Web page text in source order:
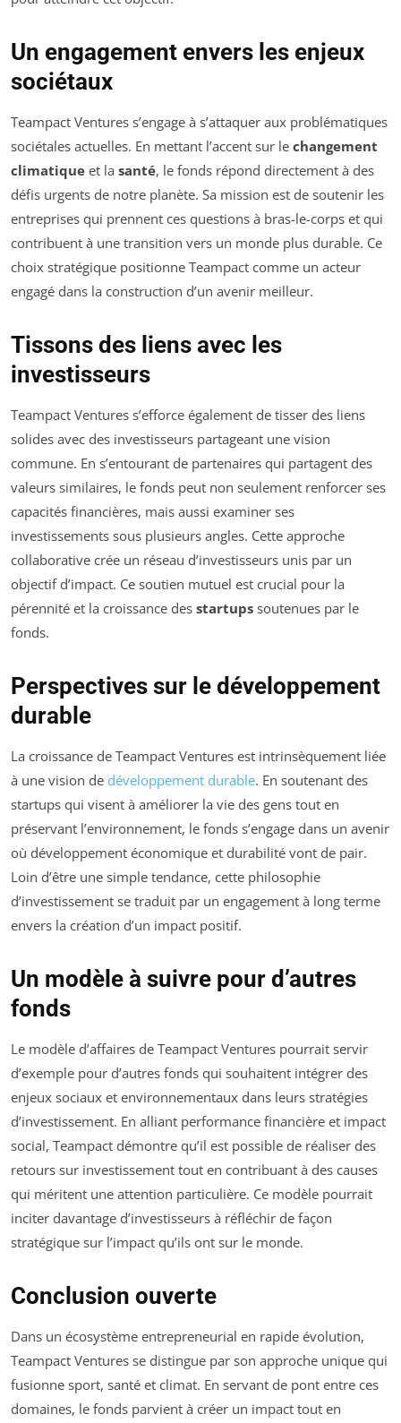
Un engagement envers les enjeux
sociétaux
Teampact Ventures s’engage à s’attaquer aux problématiques
sociétales actuelles. En mettant l’accent sur le changement
climatique et la santé, le fonds répond directement à des
défis urgents de notre planète. Sa mission est de soutenir les
entreprises qui prennent ces questions à bras-le-corps et qui
contribuent à une transition vers un monde plus durable. Ce
choix stratégique positionne Teampact comme un acteur
engagé dans la construction d’un avenir meilleur.
Tissons des liens avec les
investisseurs
Teampact Ventures s’efforce également de tisser des liens
solides avec des investisseurs partageant une vision
commune. En s’entourant de partenaires qui partagent des
valeurs similaires, le fonds peut non seulement renforcer ses
capacités financières, mais aussi examiner ses
investissements sous plusieurs angles. Cette approche
collaborative crée un réseau d’investisseurs unis par un
objectif d’impact. Ce soutien mutuel est crucial pour la
pérennité et la croissance des startups soutenues par le
fonds.
Perspectives sur le développement
durable
La croissance de Teampact Ventures est intrinsèquement liée
à une vision de développement durable. En soutenant des
startups qui visent à améliorer la vie des gens tout en
préservant l’environnement, le fonds s’engage dans un avenir
où développement économique et durabilité vont de pair.
Loin d’être une simple tendance, cette philosophie
d’investissement se traduit par un engagement à long terme
envers la création d’un impact positif.
Un modèle à suivre pour d’autres
fonds
Le modèle d’affaires de Teampact Ventures pourrait servir
d’exemple pour d’autres fonds qui souhaitent intégrer des
enjeux sociaux et environnementaux dans leurs stratégies
d’investissement. En alliant performance financière et impact
social, Teampact démontre qu’il est possible de réaliser des
retours sur investissement tout en contribuant à des causes
qui méritent une attention particulière. Ce modèle pourrait
inciter davantage d’investisseurs à réfléchir de façon
stratégique sur l’impact qu’ils ont sur le monde.
Conclusion ouverte
Dans un écosystème entrepreneurial en rapide évolution,
Teampact Ventures se distingue par son approche unique qui
fusionne sport, santé et climat. En servant de pont entre ces
domaines, le fonds parvient à créer un impact tout en